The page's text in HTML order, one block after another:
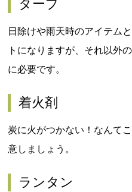
タープ
日除けや雨天時のアイテム
トになりますが、それ以外
に必要です。
着火剤
炭に火がつかない！なんて
意しましょう。
ランタン